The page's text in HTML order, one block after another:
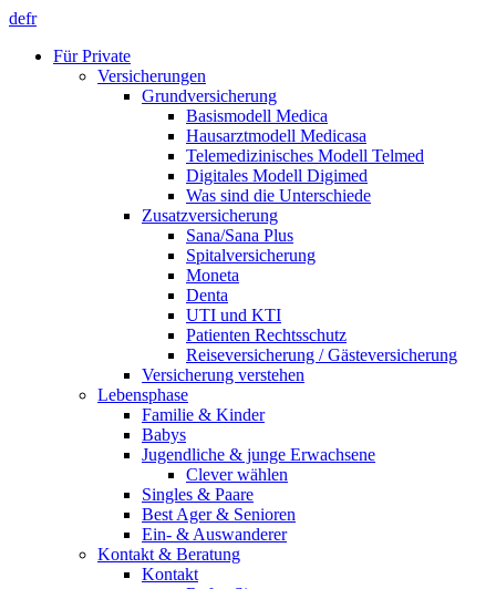
defr
Für Private
Versicherungen
Grundversicherung
Basismodell Medica
Hausarztmodell Medicasa
Telemedizinisches Modell Telmed
Digitales Modell Digimed
Was sind die Unterschiede
Zusatzversicherung
Sana/Sana Plus
Spitalversicherung
Moneta
Denta
UTI und KTI
Patienten Rechtsschutz
Reiseversicherung / Gästeversicherung
Versicherung verstehen
Lebensphase
Familie & Kinder
Babys
Jugendliche & junge Erwachsene
Clever wählen
Singles & Paare
Best Ager & Senioren
Ein- & Auswanderer
Kontakt & Beratung
Kontakt